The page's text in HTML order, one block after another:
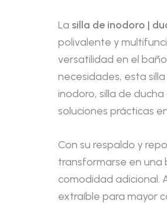
La silla de inodoro |
polivalente y
versatilidad en el
necesidades, esta
inodoro, silla de
soluciones prácticas
Con su respaldo y
transformarse en
comodidad adicional.
extraíble para mayor